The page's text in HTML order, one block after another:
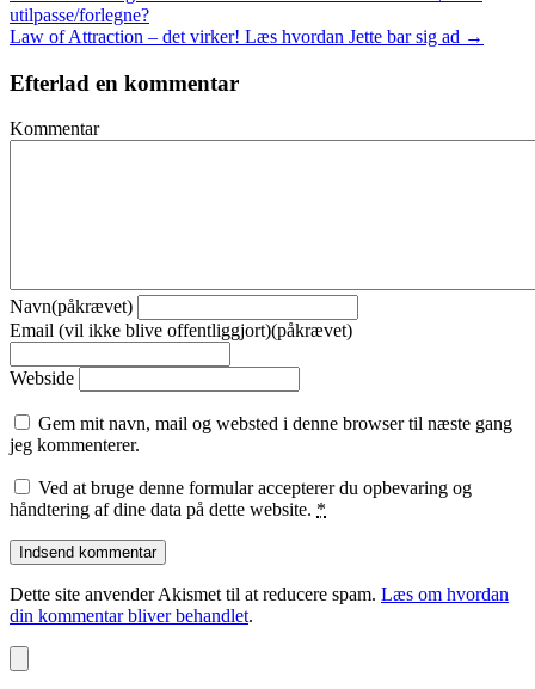
utilpasse/forlegne?
Law of Attraction – det virker! Læs hvordan Jette bar sig ad →
Efterlad en kommentar
Kommentar
Navn(påkrævet)
Email (vil ikke blive offentliggjort)(påkrævet)
Webside
Gem mit navn, mail og websted i denne browser til næste gang
jeg kommenterer.
Ved at bruge denne formular accepterer du opbevaring og
håndtering af dine data på dette website. *
Dette site anvender Akismet til at reducere spam. Læs om hvordan
din kommentar bliver behandlet.